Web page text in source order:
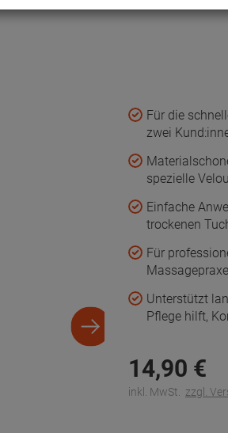
Für die
zwei
spezielle
Einfache
trockenen
Für
Unterstützt
Pflege hilft,
14,90 €
inkl. MwSt. zzgl.